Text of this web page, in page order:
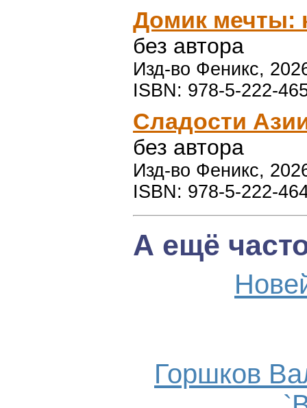
Домик мечты:
без автора
Изд-во Феникс,
ISBN: 978-5-222-
Сладости
без автора
Изд-во Феникс,
ISBN: 978-5-222-
А ещё
Горшков